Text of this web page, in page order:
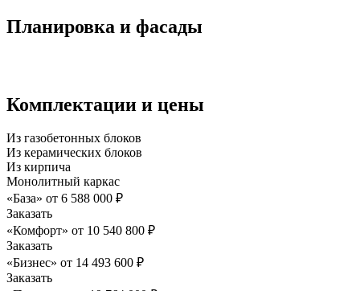
Планировка и фасады
Комплектации и цены
Из газобетонных блоков
Из керамических блоков
Из кирпича
Монолитный каркас
«База» от 6 588 000 ₽
Заказать
«Комфорт» от 10 540 800 ₽
Заказать
«Бизнес» от 14 493 600 ₽
Заказать